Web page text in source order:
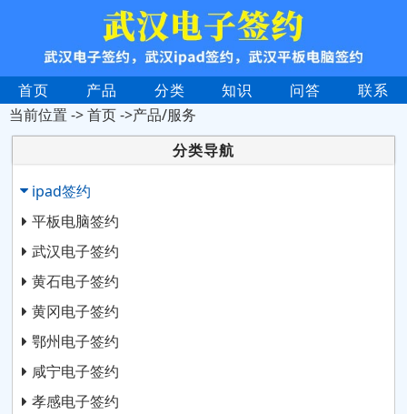
首页 产品 分类 知识 问答
联系
当前位置 ->首页->产品/服务
分类导航
ipad签约
平板电脑签约
武汉电子签约
黄石电子签约
黄冈电子签约
鄂州电子签约
咸宁电子签约
孝感电子签约